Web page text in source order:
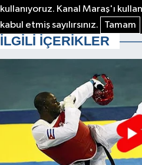
kullanıyoruz. Kanal Maraş'ı
kabul etmiş sayılırsınız.
Tamam